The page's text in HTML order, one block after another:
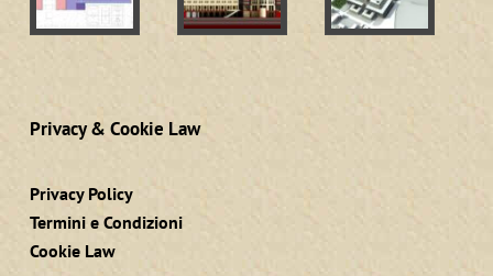
Privacy & Cookie Law
Privacy Policy
Termini e Condizioni
Cookie Law